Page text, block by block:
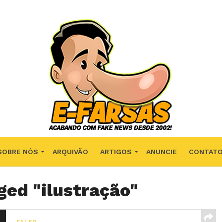
NÓS ARQUIVÃO ARTIGOS ANUNCIE CONTATO
"ilustração"